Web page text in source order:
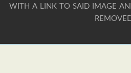
WITH A LINK TO SAID IMAGE